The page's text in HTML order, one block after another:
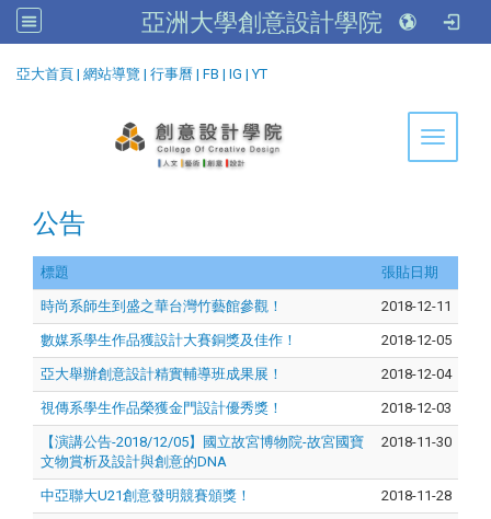
亞洲大學創意設計學院
亞大首頁 | 網站導覽 | 行事曆 | FB | IG | YT
Toggle
公告
標題 張貼日期
時尚系師生到盛之華台灣竹藝館參觀！ 2018-12-11
數媒系學生作品獲設計大賽銅獎及佳作！ 2018-12-05
亞大舉辦創意設計精實輔導班成果展！ 2018-12-04
視傳系學生作品榮獲金門設計優秀獎！ 2018-12-03
【演講公告-2018/12/05】國立故宮博物院-故宮國寶
文物賞析及設計與創意的DNA
2018-11-30
中亞聯大U21創意發明競賽頒獎！ 2018-11-28